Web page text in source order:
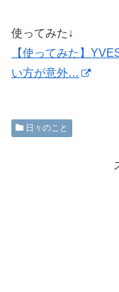
使ってみた↓
【使ってみた】
い方が意外…
日々のこと